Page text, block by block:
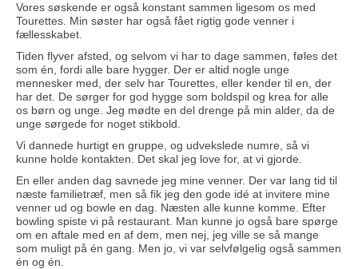
Vores søskende er også konstant sammen ligesom os med
Tourettes. Min søster har også fået rigtig gode venner i
fællesskabet.
Tiden flyver afsted, og selvom vi har to dage sammen, føles det
som én, fordi alle bare hygger. Der er altid nogle unge
mennesker med, der selv har Tourettes, eller kender til en, der
har det. De sørger for god hygge som boldspil og krea for alle
os børn og unge. Jeg mødte en del drenge på min alder, da de
unge sørgede for noget stikbold.
Vi dannede hurtigt en gruppe, og udvekslede numre, så vi
kunne holde kontakten. Det skal jeg love for, at vi gjorde.
En eller anden dag savnede jeg mine venner. Der var lang tid til
næste familietræf, men så fik jeg den gode idé at invitere mine
venner ud og bowle en dag. Næsten alle kunne komme. Efter
bowling spiste vi på restaurant. Man kunne jo også bare spørge
om en aftale med en af dem, men nej, jeg ville se så mange
som muligt på én gang. Men jo, vi var selvfølgelig også sammen
én og én.